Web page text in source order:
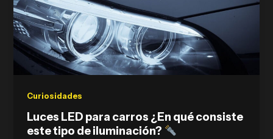
Curiosidades
Luces LED para carros ¿En qué consiste
este tipo de iluminación?